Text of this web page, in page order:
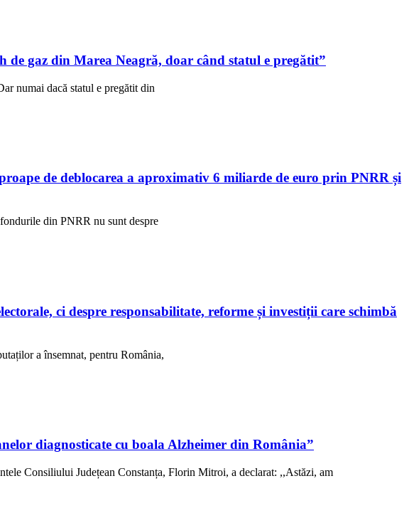
gaz din Marea Neagră, doar când statul e pregătit”
numai dacă statul e pregătit din
de deblocarea a aproximativ 6 miliarde de euro prin PNRR și
din PNRR nu sunt despre
ci despre responsabilitate, reforme și investiții care schimbă
a însemnat, pentru România,
diagnosticate cu boala Alzheimer din România”
Consiliului Județean Constanța, Florin Mitroi, a declarat: ,,Astăzi, am